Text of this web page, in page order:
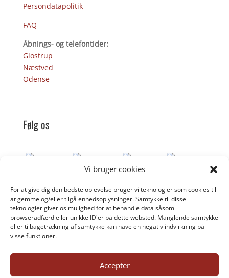
Vi bruger cookies
For at give dig den bedste oplevelse bruger vi teknologier som cookies til
at gemme og/eller tilgå enhedsoplysninger. Samtykke til disse
teknologier giver os mulighed for at behandle data såsom
browseradfærd eller unikke ID'er på dette websted. Manglende samtykke
eller tilbagetrækning af samtykke kan have en negativ indvirkning på
visse funktioner.
Accepter
Persondatapolitik
FAQ
Åbnings- og telefontider:
Glostrup
Næstved
Odense
Følg os
Donér til Inges Kattehjem
DONÉR